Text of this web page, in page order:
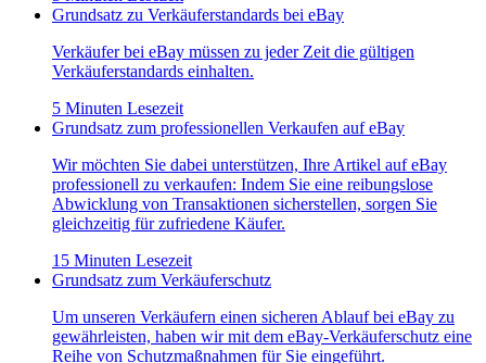
Grundsatz zu Verkäuferstandards bei eBay
Verkäufer bei eBay müssen zu jeder Zeit die gültigen
Verkäuferstandards einhalten.
5 Minuten Lesezeit
Grundsatz zum professionellen Verkaufen auf eBay
Wir möchten Sie dabei unterstützen, Ihre Artikel auf eBay
professionell zu verkaufen: Indem Sie eine reibungslose
Abwicklung von Transaktionen sicherstellen, sorgen Sie
gleichzeitig für zufriedene Käufer.
15 Minuten Lesezeit
Grundsatz zum Verkäuferschutz
Um unseren Verkäufern einen sicheren Ablauf bei eBay zu
gewährleisten, haben wir mit dem eBay-Verkäuferschutz eine
Reihe von Schutzmaßnahmen für Sie eingeführt.